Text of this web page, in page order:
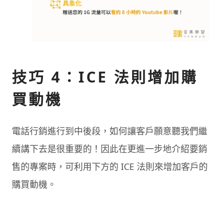
技巧 4：ICE 法則增加購
買動機
電話行銷進行到中後段，如何讓客戶願意聽我們繼
續講下去是很重要的！因此在更進一步地介紹要銷
售的專案時，可利用下方的 ICE 法則來增加客戶的
購買動機。